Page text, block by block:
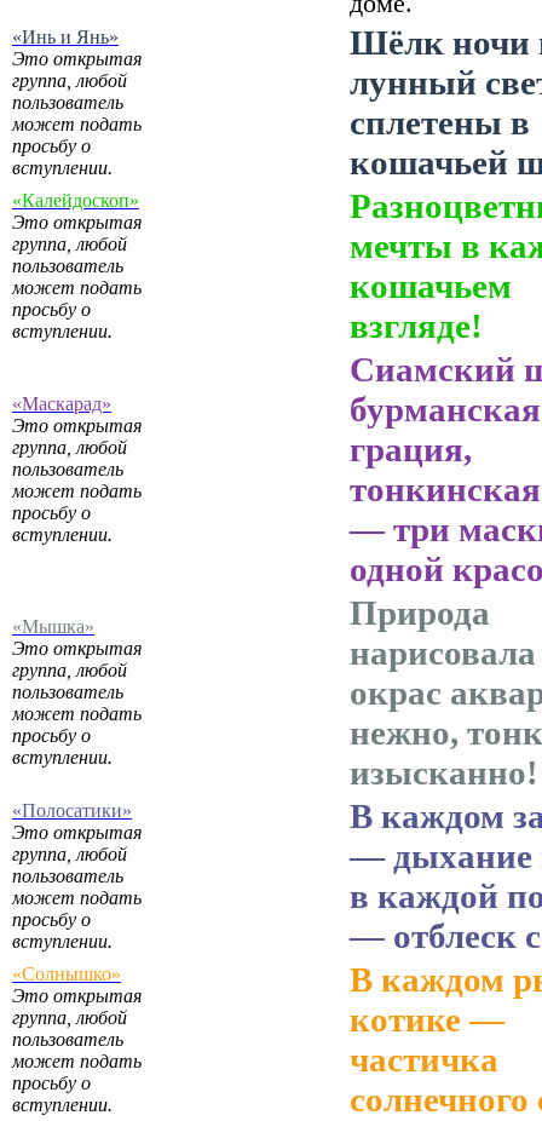
«Инь и Янь»
Это открытая
группа, любой
пользователь
может подать
просьбу о
вступлении.
Шёлк ночи
лунный
сплетены в
кошачьей
«Калейдоскоп»
Это открытая
группа, любой
пользователь
может подать
просьбу о
вступлении.
мечты в
кошачьем
взгляде!
«Маскарад»
Это открытая
группа, любой
пользователь
может подать
просьбу о
вступлении.
Сиамский
бурманская
грация,
— три
одной
«Мышка»
Это открытая
группа, любой
пользователь
может подать
просьбу о
вступлении.
Природа
нарисовала
окрас
нежно,
изысканно!
«Полосатики»
Это открытая
группа, любой
пользователь
может подать
просьбу о
вступлении.
В каждом
— дыхание
в каждой
— отблеск
«Солнышко»
Это открытая
группа, любой
пользователь
может подать
просьбу о
вступлении.
В каждом
котике —
частичка
солнечного